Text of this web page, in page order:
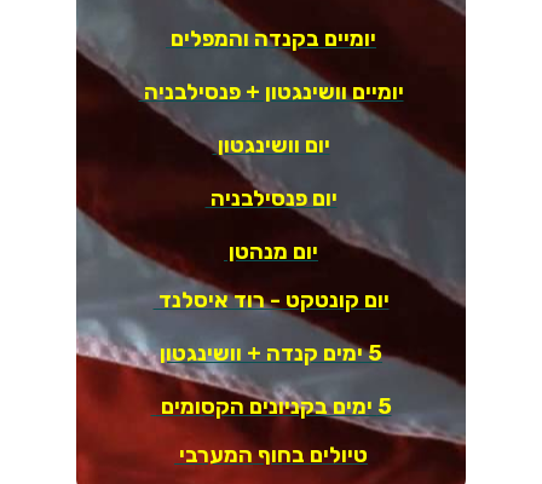
יומיים בקנדה והמפלים
יומיים וושינגטון + פנסילבניה
יום וושינגטון
יום פנסילבניה
יום מנהטן
יום קונטקט - רוד איסלנד
5 ימים קנדה + וושינגטון
5 ימים בקניונים הקסומים
טיולים בחוף המערבי